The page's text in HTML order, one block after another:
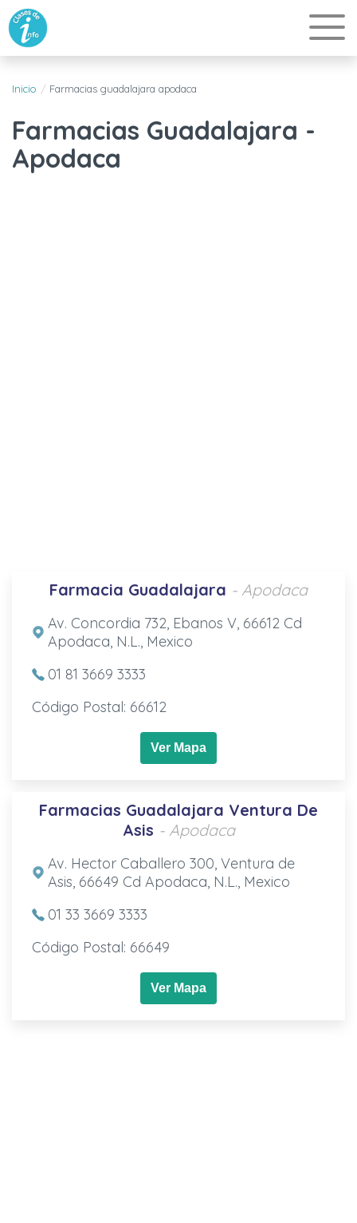
Inicio Farmacias guadalajara apodaca
Farmacias Guadalajara -
Apodaca
Farmacia Guadalajara - Apodaca
Av. Concordia 732, Ebanos V, 66612 Cd
Apodaca, N.L., Mexico
01 81 3669 3333
Código Postal: 66612
Ver Mapa
Farmacias Guadalajara Ventura De
Asis - Apodaca
Av. Hector Caballero 300, Ventura de
Asis, 66649 Cd Apodaca, N.L., Mexico
01 33 3669 3333
Código Postal: 66649
Ver Mapa